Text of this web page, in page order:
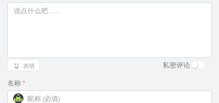
表情 私密评论
名称 *